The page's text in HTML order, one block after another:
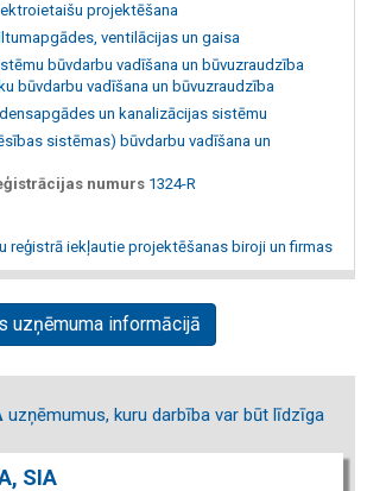
projektēšana
ventilācijas un gaisa
būvdarbu vadīšana un būvuzraudzība
būvdarbu vadīšana un būvuzraudzība
un kanalizācijas sistēmu
sistēmas) būvdarbu vadīšana un
numurs 1324-R
reģistrā iekļautie projektēšanas biroji un firmas
uzņēmuma informācijā
uzņēmumus, kuru darbība var būt līdzīga
SIA